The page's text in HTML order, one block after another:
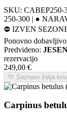
SKU: CABEP250-
250-300 | ●
⛔ IZVEN
Ponovno
Predvideno:
rezervacijo
249,00 €
💛 Seznam želja
Carpinus